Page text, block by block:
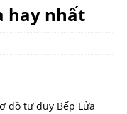
hay nhất
đồ tư duy Bếp Lửa